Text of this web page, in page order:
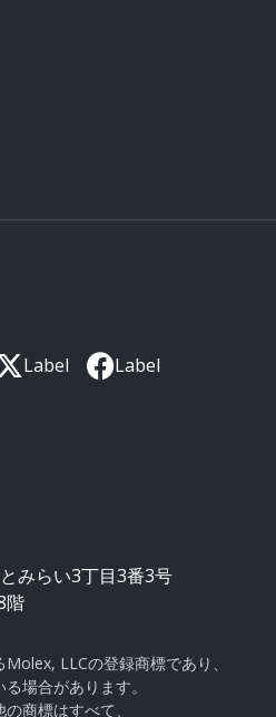
Label Label
みらい3丁目3番3号
階
LLCの登録商標であり、
場合があります。
商標はすべて、